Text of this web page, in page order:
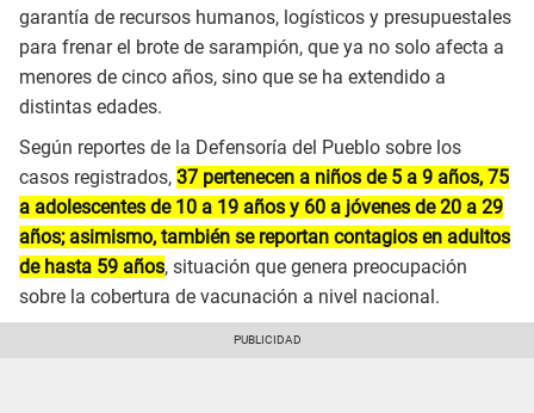
garantía de recursos humanos, logísticos y presupuestales
para frenar el brote de sarampión, que ya no solo afecta a
menores de cinco años, sino que se ha extendido a
distintas edades.
Según reportes de la Defensoría del Pueblo sobre los
casos registrados, 37 pertenecen a niños de 5 a 9 años, 75
a adolescentes de 10 a 19 años y 60 a jóvenes de 20 a 29
años; asimismo, también se reportan contagios en adultos
de hasta 59 años, situación que genera preocupación
sobre la cobertura de vacunación a nivel nacional.